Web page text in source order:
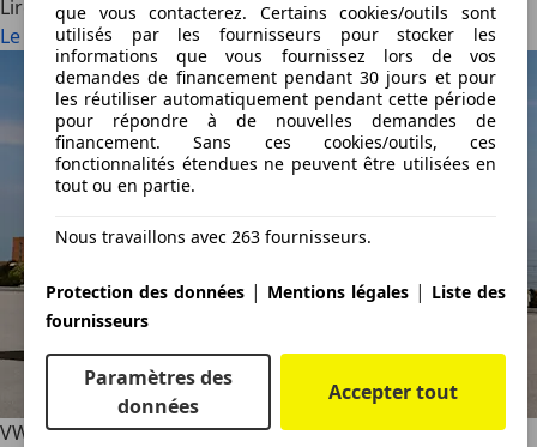
que vous contacterez. Certains cookies/outils sont
utilisés par les fournisseurs pour stocker les
informations que vous fournissez lors de vos
demandes de financement pendant 30 jours et pour
les réutiliser automatiquement pendant cette période
pour répondre à de nouvelles demandes de
financement. Sans ces cookies/outils, ces
fonctionnalités étendues ne peuvent être utilisées en
tout ou en partie.
Nous travaillons avec 263 fournisseurs.
Protection des données | Mentions légales | Liste des
fournisseurs
Paramètres des
données
Accepter tout
Lire la suite
Le Kia PV5 se décline en variante 7-places (2026)
VW demande à l’Europe de taxer les hybrides chinoises